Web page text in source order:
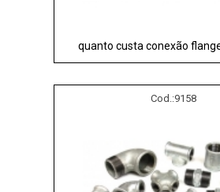
quanto custa conexão
Cod.:9158